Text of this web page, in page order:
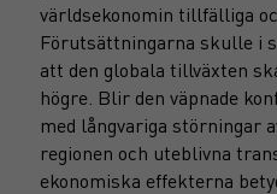
världsekonomin tillfälliga
Förutsättningarna skulle i
att den globala tillväxten
högre. Blir den väpnade
med långvariga störningar
regionen och uteblivna
ekonomiska effekterna